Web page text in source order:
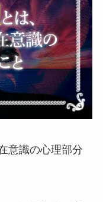
意識の心理部分